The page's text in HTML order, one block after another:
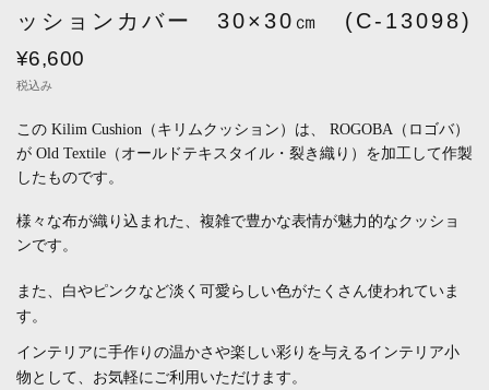
ッションカバー 30×30㎝ (C-13098)
¥6,600
税込み
この Kilim Cushion（キリムクッション）は、 ROGOBA（ロゴバ）
が Old Textile（オールドテキスタイル・裂き織り）を加工して作製
したものです。
様々な布が織り込まれた、複雑で豊かな表情が魅力的なクッショ
ンです。
また、白やピンクなど淡く可愛らしい色がたくさん使われていま
す。
インテリアに手作りの温かさや楽しい彩りを与えるインテリア小
物として、お気軽にご利用いただけます。